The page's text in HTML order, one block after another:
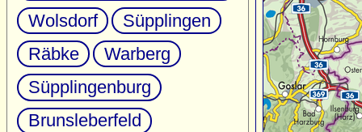
Wolsdorf
Süpplingen
Räbke
Warberg
Süpplingenburg
Brunsleberfeld